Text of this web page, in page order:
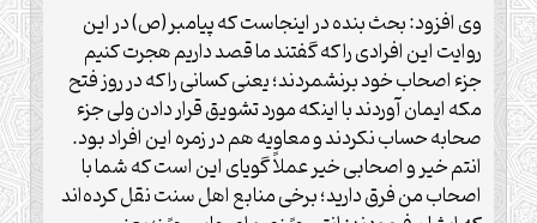
وی افزود: بحث بنده در اینجاست که پیامبر(ص) در این
روایت این افرادی را که گفتند ما قصد داریم هجرت کنیم
جزء اصحاب خود برنشمردند؛ یعنی کسانی را که در روز فتح
مکه ایمان آوردند با اینکه مورد تشویق قرار دادن ولی جزء
صحابه حساب نکردند و معاویه هم در زمره این افراد بود.
انتم خیر و اصحابی خیر عملاً گویای این است که شما با
اصحاب من فرق دارید؛ برخی منابع اهل سنت نقل کرده‌اند